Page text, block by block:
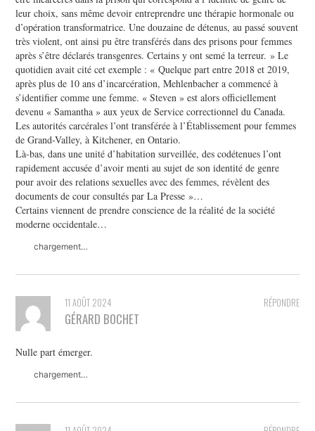
leur choix, sans même devoir entreprendre une thérapie hormonale ou
d’opération transformatrice. Une douzaine de détenus, au passé souvent
très violent, ont ainsi pu être transférés dans des prisons pour femmes
après s’être déclarés transgenres. Certains y ont semé la terreur. » Le
quotidien avait cité cet exemple : « Quelque part entre 2018 et 2019,
après plus de 10 ans d’incarcération, Mehlenbacher a commencé à
s’identifier comme une femme. « Steven » est alors officiellement
devenu « Samantha » aux yeux de Service correctionnel du Canada.
Les autorités carcérales l’ont transférée à l’Établissement pour femmes
de Grand-Valley, à Kitchener, en Ontario.
Là-bas, dans une unité d’habitation surveillée, des codétenues l’ont
rapidement accusée d’avoir menti au sujet de son identité de genre
pour avoir des relations sexuelles avec des femmes, révèlent des
documents de cour consultés par La Presse »…
Certains viennent de prendre conscience de la réalité de la société
moderne occidentale…
chargement…
RÉPONDRE
11 AOÛT 2024
GÉRARD BOCHET
Nulle part émerger.
chargement…